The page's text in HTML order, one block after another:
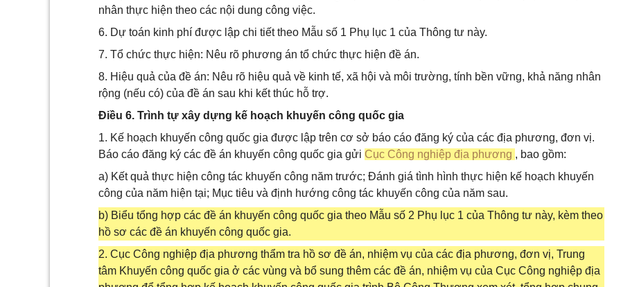
nhân thực hiện theo các nội dung công việc.
6. Dự toán kinh phí được lập chi tiết theo Mẫu số 1 Phụ lục 1 của Thông tư này.
7. Tổ chức thực hiện: Nêu rõ phương án tổ chức thực hiện đề án.
8. Hiệu quả của đề án: Nêu rõ hiệu quả về kinh tế, xã hội và môi trường, tính bền vững, khả năng nhân
rộng (nếu có) của đề án sau khi kết thúc hỗ trợ.
Điều 6. Trình tự xây dựng kế hoạch khuyến công quốc gia
1. Kế hoạch khuyến công quốc gia được lập trên cơ sở báo cáo đăng ký của các địa phương, đơn vị.
Báo cáo đăng ký các đề án khuyến công quốc gia gửi Cục Công nghiệp địa phương , bao gồm:
a) Kết quả thực hiện công tác khuyến công năm trước; Đánh giá tình hình thực hiện kế hoạch khuyến
công của năm hiện tại; Mục tiêu và định hướng công tác khuyến công của năm sau.
b) Biểu tổng hợp các đề án khuyến công quốc gia theo Mẫu số 2 Phụ lục 1 của Thông tư này, kèm theo
hồ sơ các đề án khuyến công quốc gia.
2. Cục Công nghiệp địa phương thẩm tra hồ sơ đề án, nhiệm vụ của các địa phương, đơn vị, Trung
tâm Khuyến công quốc gia ở các vùng và bổ sung thêm các đề án, nhiệm vụ của Cục Công nghiệp địa